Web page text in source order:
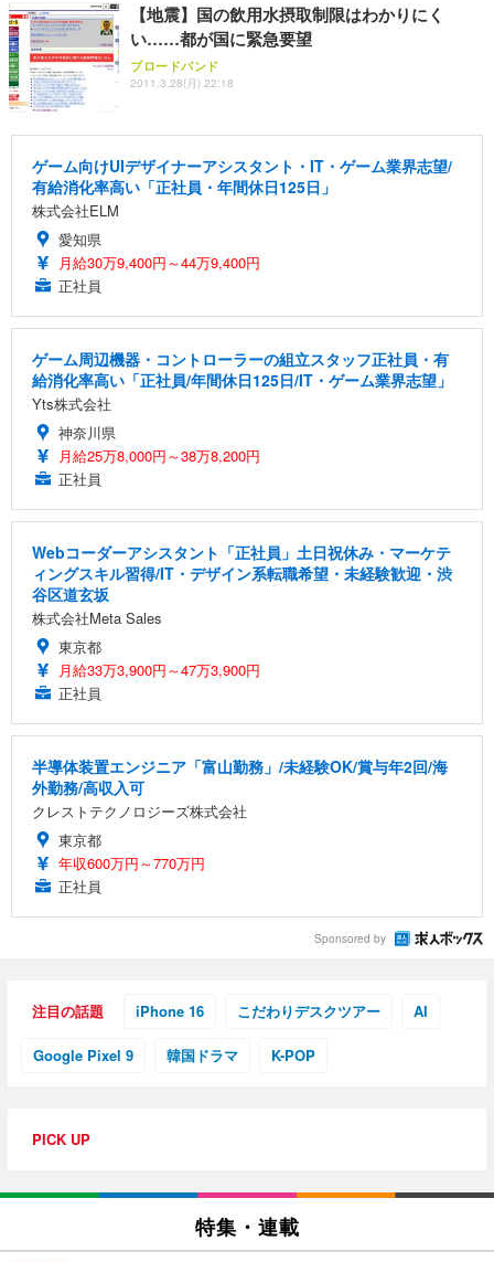
【地震】国の飲用水摂取制限はわかりにく
い……都が国に緊急要望
ブロードバンド
2011.3.28(月) 22:18
ゲーム向けUIデザイナーアシスタント・IT・ゲーム業界志望/
有給消化率高い「正社員・年間休日125日」
株式会社ELM
愛知県
月給30万9,400円～44万9,400円
正社員
ゲーム周辺機器・コントローラーの組立スタッフ正社員・有
給消化率高い「正社員/年間休日125日/IT・ゲーム業界志望」
Yts株式会社
神奈川県
月給25万8,000円～38万8,200円
正社員
Webコーダーアシスタント「正社員」土日祝休み・マーケテ
ィングスキル習得/IT・デザイン系転職希望・未経験歓迎・渋
谷区道玄坂
株式会社Meta Sales
東京都
月給33万3,900円～47万3,900円
正社員
半導体装置エンジニア「富山勤務」/未経験OK/賞与年2回/海
外勤務/高収入可
クレストテクノロジーズ株式会社
東京都
年収600万円～770万円
正社員
Sponsored by
注目の話題 iPhone 16 こだわりデスクツアー AI
Google Pixel 9 韓国ドラマ K-POP
PICK UP
特集・連載